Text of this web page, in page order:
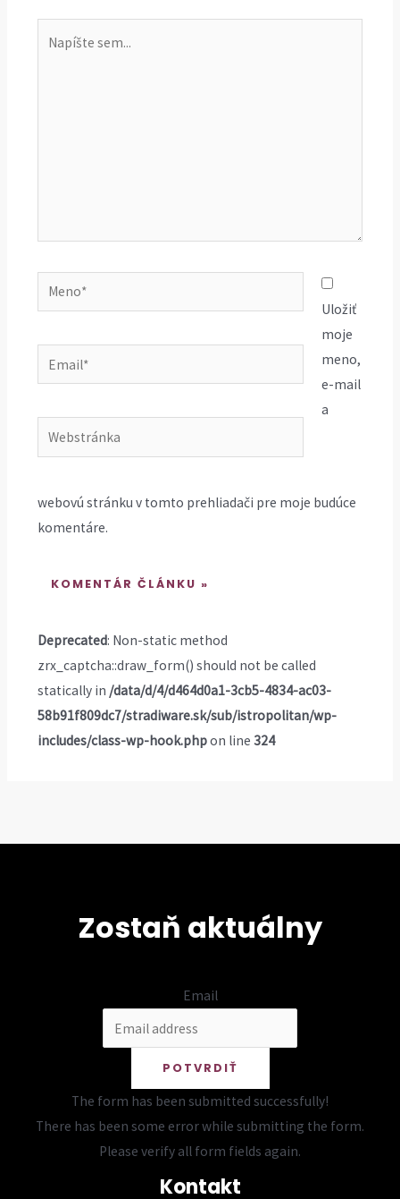
sem...
Meno*
Email*
Webstránka
Uložiť
moje
meno,
e-mail
a
webovú stránku v tomto prehliadači pre moje budúce
komentáre.
Deprecated: Non-static method
zrx_captcha::draw_form() should not be called
statically in /data/d/4/d464d0a1-3cb5-4834-ac03-
58b91f809dc7/stradiware.sk/sub/istropolitan/wp-
includes/class-wp-hook.phpon line 324
Zostaň aktuálny
Email
POTVRDIŤ
The form has been submitted successfully!
There has been some error while submitting the form.
Please verify all form fields again.
Kontakt